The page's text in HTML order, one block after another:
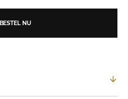
Eau
BESTEL NU